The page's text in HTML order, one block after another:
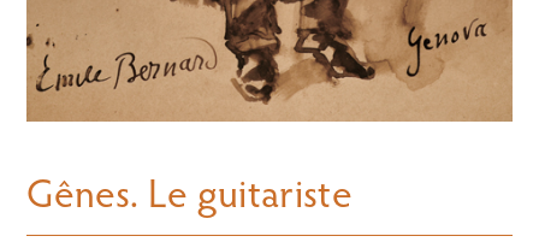
Gênes. Le guitariste